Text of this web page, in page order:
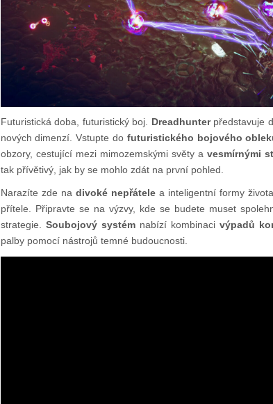
Futuristická doba, futuristický boj. Dreadhunterpředstavuje
nových dimenzí. Vstupte do futuristického bojového
obzory, cestující mezi mimozemskými světy avesmírnými
tak přívětivý, jak by se mohlo zdát na první pohled.
Narazíte zde na divoké nepřátelea inteligentní formy
přítele. Připravte se na výzvy, kde se budete muset
strategie. Soubojový systémnabízí kombinacivýpadů
palby pomocí nástrojů temné budoucnosti.